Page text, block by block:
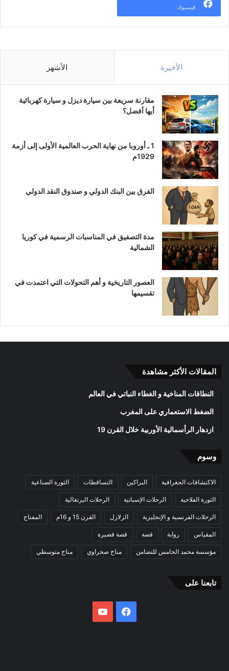
فيسبوك
الأخيرة الأشهر
مقارنة سريعة بين سيارة ديزل و سيارة كهربائية
أيها أفضل؟
1 ـ أوروبا من نهاية الحرب العالمية الأولى إلى أزمة
1929م
الفرق بين البنك الدولي و صندوق النقد الدولي
مدة التصفيق في المناسبات الرسمية في كوريا
الشمالية
العصور التاريخية و أهم التحولات التي اعتمدت في
تقسيمها
المقالات الأكثر مشاهدة
النطاقات المناخية و الغطاء النباتي في العالم
الضغط الاستعماري على المغرب
ازدهار الرأسمالية الأوربية خلال القرن 19
وسوم
الاكتشافات الجغرافية البراكين التساقطات الثورة الصناعية
الثورة الفلاحية الرحلات الإسبانية الرحلات البرتغالية
الرحلات الفرنسية و الإنجليزية الزلازل القرن 15 و 16م المفتاح
المقياس رواية قصة قصة قصيرة
مؤسسة محمد الخامس للتضامن مناخ صحراوي مناخ متوسطي
تابعنا على
فيسبوك